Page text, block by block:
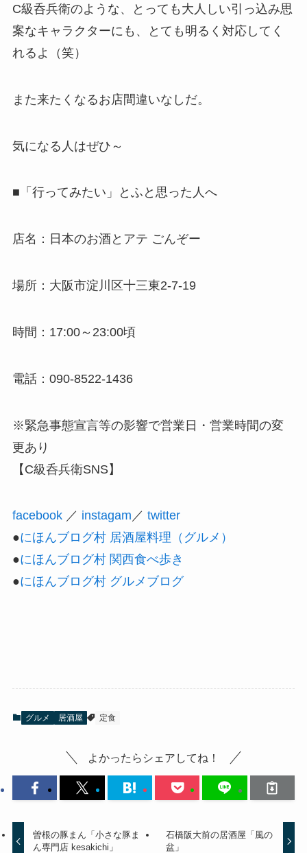
C級呑兵衛のような、とっても大人しい引っ込み思
案なキャラクターにも、とても明るく対応してく
れるよ（笑）
また来たくなるお店間違いなしだ。
気になる人はぜひ～
■「行ってみたい」とふと思った人へ
店名：日本のお酒とアテ ごんぞー
場所：大阪市淀川区十三東2-7-19
時間：17:00～23:00頃
電話：090-8522-1436
※緊急事態宣言等の影響で営業日・営業時間の変
更あり
【C級呑兵衛SNS】
facebook／ instagam ／ twitter
●にほんブログ村 居酒屋料理（グルメ）
●にほんブログ村 関西食べ歩き
●にほんブログ村 グルメブログ
グルメ 居酒屋 定食
よかったらシェアしてね！
曽根の豚まん「小さな豚ま
ん専門店 kesakichi」
石橋阪大前の居酒屋「風の
盆」